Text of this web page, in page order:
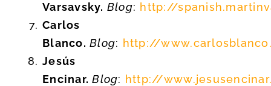
Varsavsky. Blog: http://
Carlos
Blanco.Blog: http://
Jesús
Encinar.Blog: http://